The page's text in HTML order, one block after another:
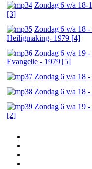
Zondag 6 v/a 18-
[3]
Zondag 6 v/a 18
Heiligmaking- 1979 [4]
Zondag 6 v/a 19
Evangelie - 1979 [5]
Zondag 6 v/a 18
Zondag 6 v/a 18
Zondag 6 v/a 19
[2]